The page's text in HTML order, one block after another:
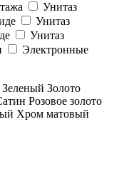
Унитаз
Унитаз
Унитаз
Электронные
Зеленый Золото
Розовое золото
Хром матовый